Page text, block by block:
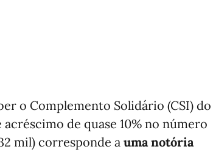
o Complemento Solidário (CSI) do
de quase 10% no número
mil) corresponde auma notória